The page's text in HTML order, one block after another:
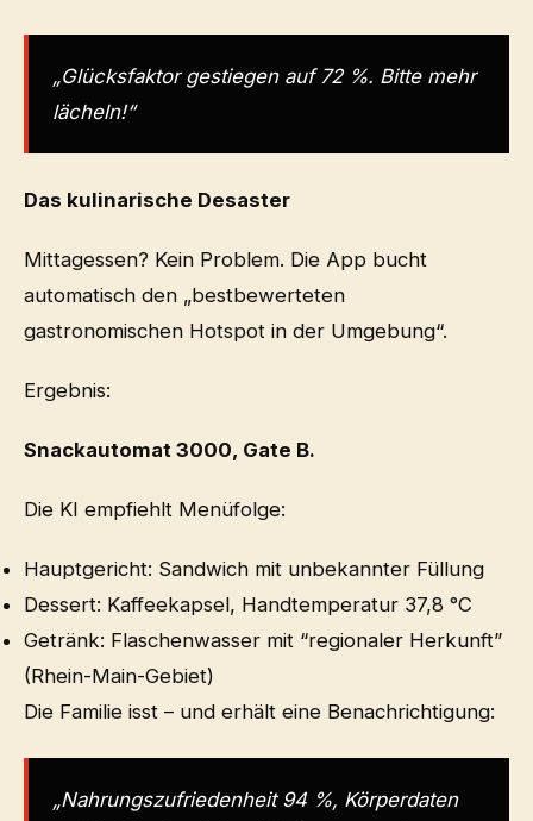
„Glücksfaktor gestiegen auf 72 %. Bitte mehr
lächeln!“
Das kulinarische Desaster
Mittagessen? Kein Problem. Die App bucht
automatisch den „bestbewerteten
gastronomischen Hotspot in der Umgebung“.
Ergebnis:
Snackautomat 3000, Gate B.
Die KI empfiehlt Menüfolge:
Hauptgericht: Sandwich mit unbekannter Füllung
Dessert: Kaffeekapsel, Handtemperatur 37,8 °C
Getränk: Flaschenwasser mit “regionaler Herkunft”
(Rhein-Main-Gebiet)
Die Familie isst – und erhält eine Benachrichtigung:
„Nahrungszufriedenheit 94 %, Körperdaten